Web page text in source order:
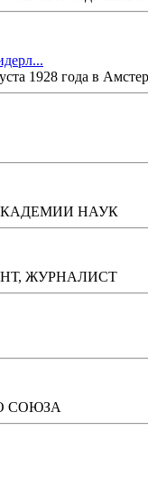
1928 года в
НАУК
ЖУРНАЛИСТ
СОЮЗА